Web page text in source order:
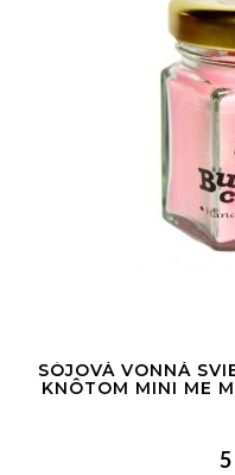
SÓJOVÁ VONNÁ
KNÔTOM MINI ME
5